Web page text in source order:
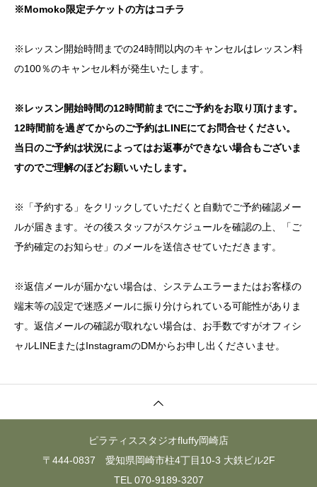
※Momoko限定チケットの方はコチラ
※レッスン開始時間までの24時間以内のキャンセルはレッスン料
の100％のキャンセル料が発生いたします。
※レッスン開始時間の12時間前までにご予約をお取り頂けます。
12時間前を過ぎてからのご予約はLINEにてお問合せください。
当日のご予約は状況によってはお返事ができない場合もございま
すのでご理解のほどお願いいたします。
※「予約する」をクリックしていただくと自動でご予約確認メー
ルが届きます。その後スタッフがスケジュールを確認の上、「ご
予約確定のお知らせ」のメールを送信させていただきます。
※返信メールが届かない場合は、システムエラーまたはお客様の
端末等の設定で迷惑メールに振り分けられている可能性がありま
す。返信メールの確認が取れない場合は、お手数ですがオフィシ
ャルLINEまたはInstagramのDMからお申し出くださいませ。
ピラティススタジオfluffy岡崎店
〒444-0837 愛知県岡崎市柱4丁目10-3 大鉄ビル2F
TEL 070-9189-3207